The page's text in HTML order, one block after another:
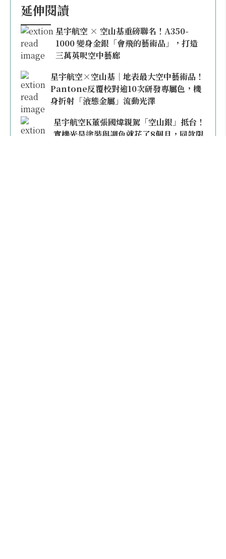
延伸閱讀
星宇航空 × 空山基重磅聯名！A350-
1000 變身金銀「會飛的藝術品」，打造
三萬英呎空中藝廊
星宇航空×空山基｜地表最大空中藝術品！
Pantone反覆校對逾10次研發專屬色，機
身折射「液態金屬」流動光澤
星宇航空K董張國煒親駕「空山銀」抵台！
實機光是塗裝與調色就花了8個月，同款限